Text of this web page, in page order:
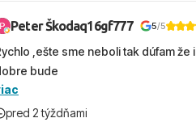
Peter Škodaq16gf777 5/5
,ešte sme neboli tak dúfam že i
bude
pred 2 týždňami